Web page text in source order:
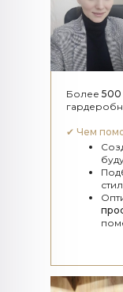
Более 500
✔ Чем